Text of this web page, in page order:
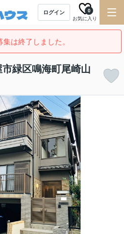
ログイン
お気に入り
0
集は終了しました。
市緑区鳴海町尾崎山